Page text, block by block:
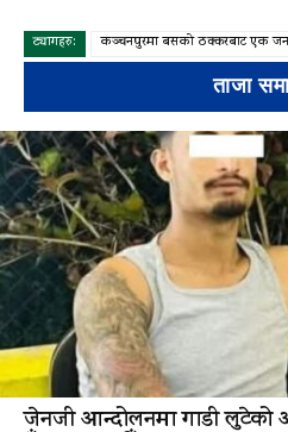
ट्यागहरु: कञ्चनपुरमा बसको ठक्करबाट एक जना
ताजा
जेनजी आन्दोलनमा गाडी लुटेको